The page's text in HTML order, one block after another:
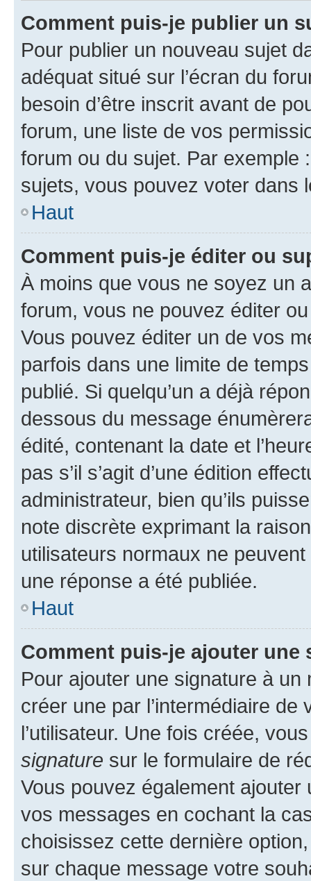
Comment puis-je publier un
Pour publier un nouveau sujet
adéquat situé sur l’écran du
besoin d’être inscrit avant de
forum, une liste de vos
forum ou du sujet. Par exemple
sujets, vous pouvez voter dans
Haut
Comment puis-je éditer ou
À moins que vous ne soyez un
forum, vous ne pouvez éditer
Vous pouvez éditer un de vos
parfois dans une limite de
publié. Si quelqu’un a déjà
dessous du message
édité, contenant la date et
pas s’il s’agit d’une édition
administrateur, bien qu’ils
note discrète exprimant la
utilisateurs normaux ne
une réponse a été publiée.
Haut
Comment puis-je ajouter une
Pour ajouter une signature à un
créer une par l’intermédiaire
l’utilisateur. Une fois créée,
signature sur le formulaire de
Vous pouvez également
vos messages en cochant la
choisissez cette dernière
sur chaque message votre